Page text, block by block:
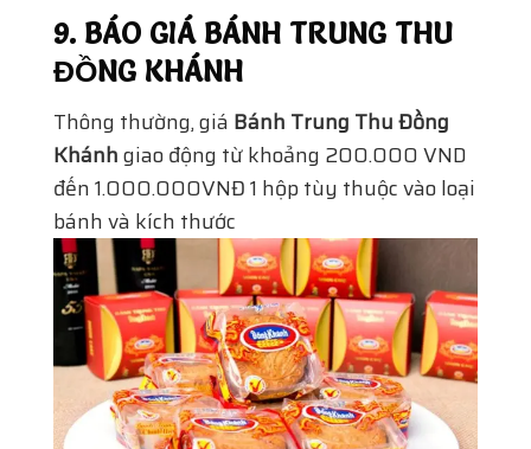
9. BÁO GIÁ BÁNH TRUNG THU
ĐỒNG KHÁNH
Thông thường, giá Bánh Trung Thu Đồng
Khánhgiao động từ khoảng 200.000 VND
đến 1.000.000VNĐ 1 hộp tùy thuộc vào loại
bánh và kích thước